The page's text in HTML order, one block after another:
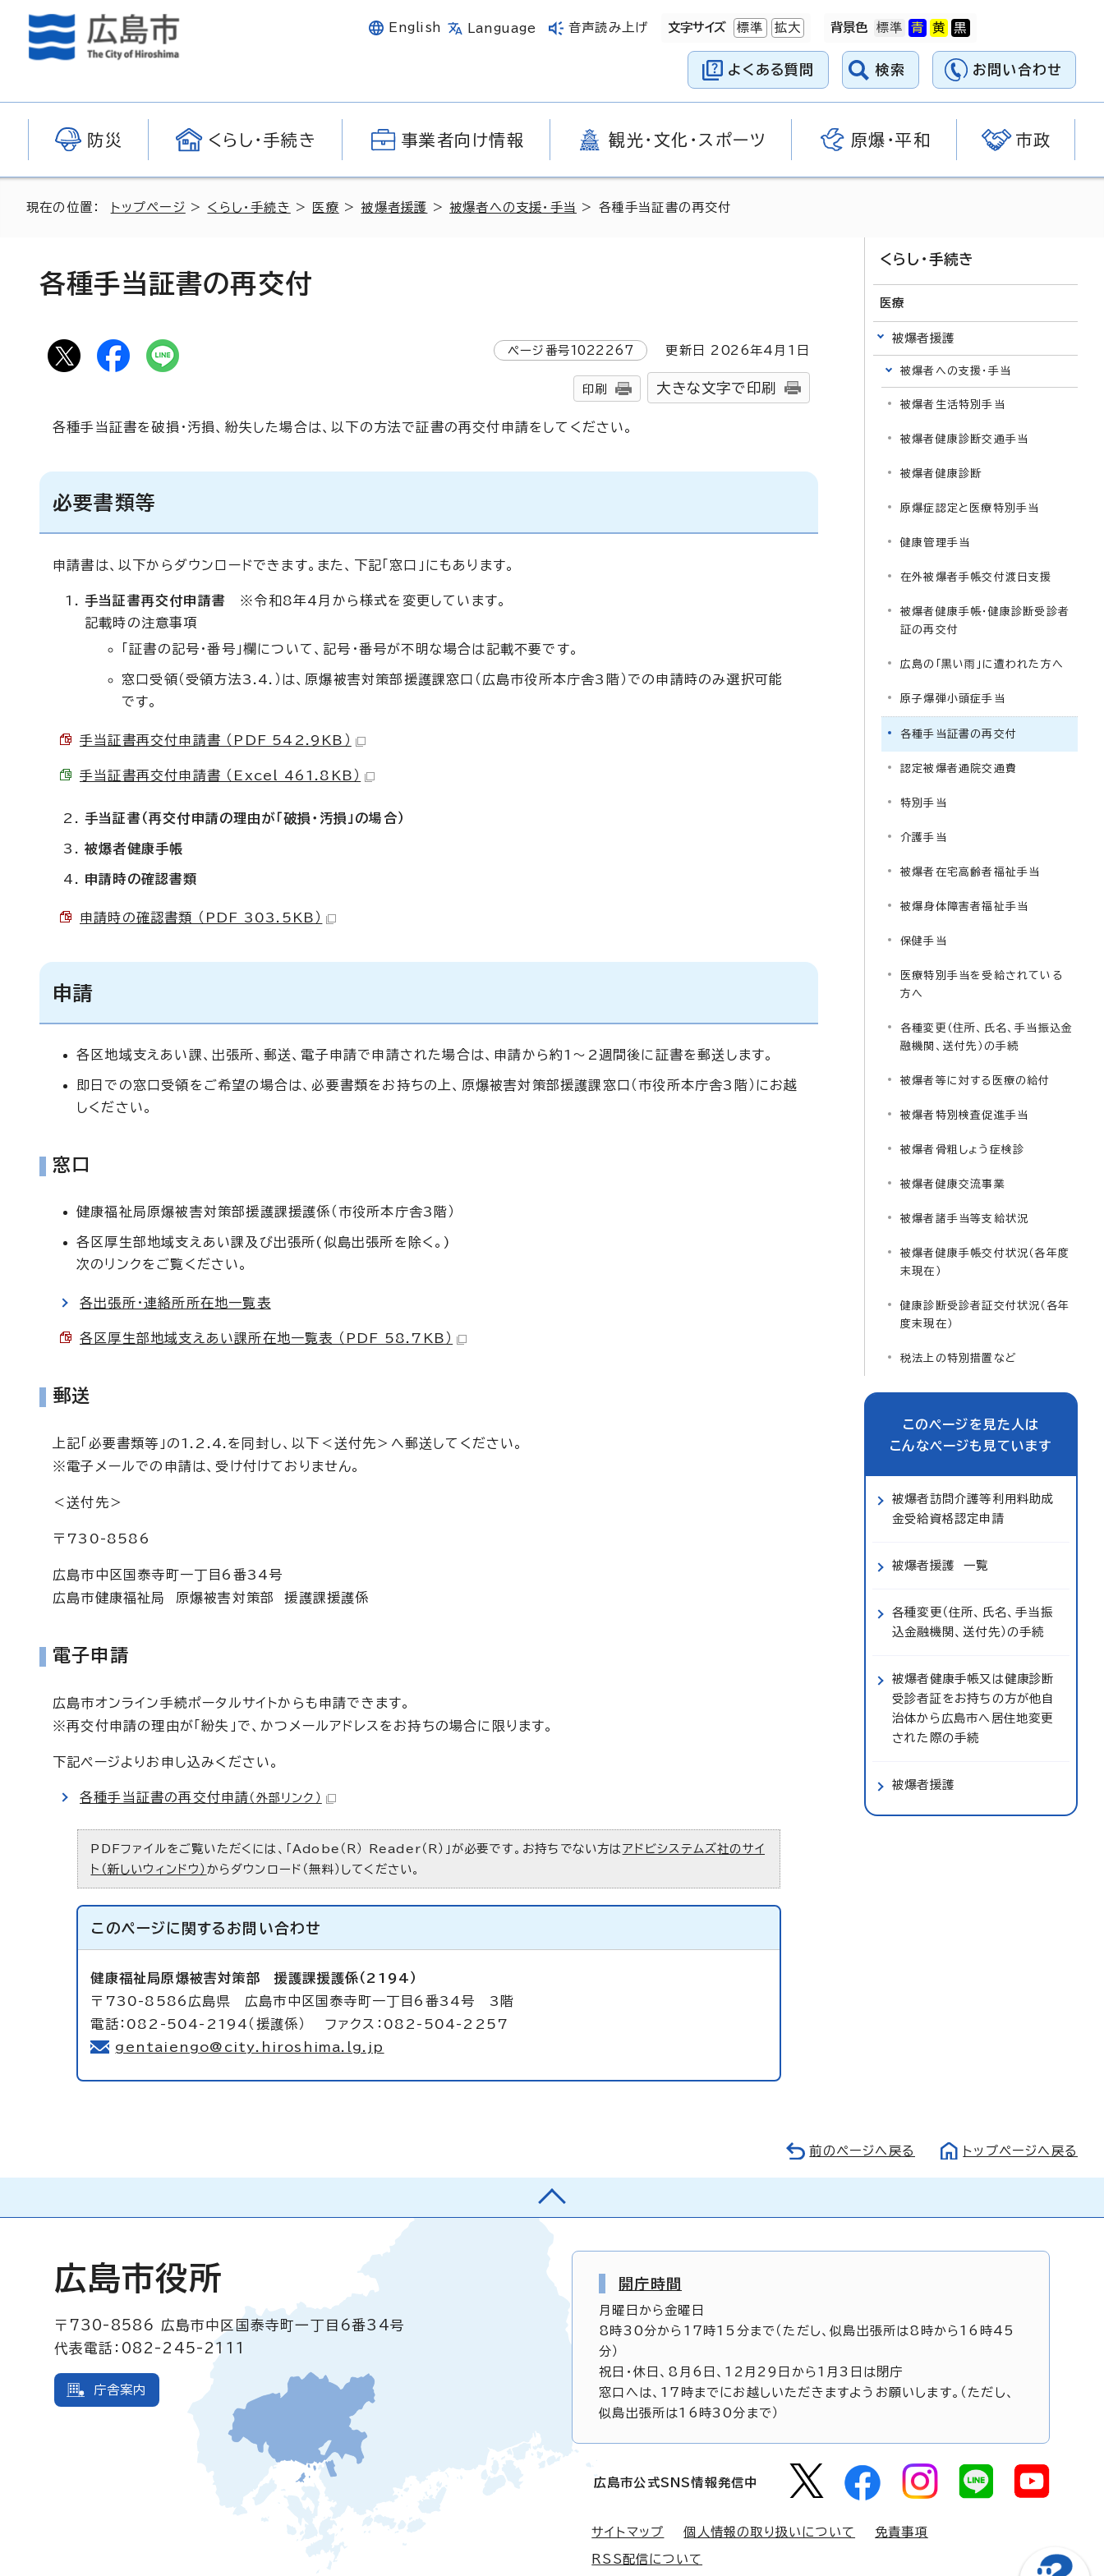
English Language 音声読み上げ 文字サイズ 標準 拡大 背景色
よくある質問 検索 お問い合わせ
防災 くらし・手続き 事業者向け情報 観光・文化・スポーツ 原爆・平和 市政
現在の位置： トップページ > くらし・手続き > 医療 >被爆者援護 >被爆者への支援・手当 > 各種手当証書の再交付
各種手当証書の再交付
ページ番号1022267 更新日 2026年4月1日
印刷 大きな文字で印刷
各種手当証書を破損・汚損、紛失した場合は、以下の方法で証書の再交付申請をしてください。
必要書類等
申請書は、以下からダウンロードできます。また、下記「窓口」にもあります。
手当証書再交付申請書 ※令和8年4月から様式を変更しています。
記載時の注意事項
「証書の記号・番号」欄について、記号・番号が不明な場合は記載不要です。
窓口受領（受領方法3.4.）は、原爆被害対策部援護課窓口（広島市役所本庁舎3階）での申請時のみ選択可能
です。
手当証書再交付申請書 （PDF 542.9KB）
手当証書再交付申請書 （Excel 461.8KB）
手当証書（再交付申請の理由が「破損・汚損」の場合）
被爆者健康手帳
申請時の確認書類
申請時の確認書類 （PDF 303.5KB）
申請
各区地域支えあい課、出張所、郵送、電子申請で申請された場合は、申請から約1～2週間後に証書を郵送します。
即日での窓口受領をご希望の場合は、必要書類をお持ちの上、原爆被害対策部援護課窓口（市役所本庁舎3階）にお越
しください。
窓口
健康福祉局原爆被害対策部援護課援護係（市役所本庁舎3階）
各区厚生部地域支えあい課及び出張所(似島出張所を除く。)
次のリンクをご覧ください。
各出張所・連絡所所在地一覧表
各区厚生部地域支えあい課所在地一覧表 （PDF 58.7KB）
郵送
上記「必要書類等」の1.2.4.を同封し、以下＜送付先＞へ郵送してください。
※電子メールでの申請は、受け付けておりません。
＜送付先＞
〒730-8586
広島市中区国泰寺町一丁目6番34号
広島市健康福祉局 原爆被害対策部 援護課援護係
電子申請
広島市オンライン手続ポータルサイトからも申請できます。
※再交付申請の理由が「紛失」で、かつメールアドレスをお持ちの場合に限ります。
下記ページよりお申し込みください。
各種手当証書の再交付申請 （外部リンク）
PDFファイルをご覧いただくには、「Adobe（R） Reader（R）」が必要です。お持ちでない方は アドビシステムズ社のサイ
ト（新しいウィンドウ） からダウンロード（無料）してください。
このページに関する お問い合わせ
健康福祉局原爆被害対策部援護課援護係（2194）
〒730-8586広島県 広島市中区国泰寺町一丁目6番34号 3階
電話：082-504-2194（援護係） ファクス：082-504-2257
gentaiengo@city.hiroshima.lg.jp
くらし・手続き
医療
被爆者援護
被爆者への支援・手当
被爆者生活特別手当
被爆者健康診断交通手当
被爆者健康診断
原爆症認定と医療特別手当
健康管理手当
在外被爆者手帳交付渡日支援
被爆者健康手帳・健康診断受診者
証の再交付
広島の「黒い雨」に遭われた方へ
原子爆弾小頭症手当
各種手当証書の再交付
認定被爆者通院交通費
特別手当
介護手当
被爆者在宅高齢者福祉手当
被爆身体障害者福祉手当
保健手当
医療特別手当を受給されている
方へ
各種変更（住所、氏名、手当振込金
融機関、送付先）の手続
被爆者等に対する医療の給付
被爆者特別検査促進手当
被爆者骨粗しょう症検診
被爆者健康交流事業
被爆者諸手当等支給状況
被爆者健康手帳交付状況（各年度
末現在）
健康診断受診者証交付状況（各年
度末現在）
税法上の特別措置など
このページを見た人は
こんなページも見ています
被爆者訪問介護等利用料助成
金受給資格認定申請
被爆者援護 一覧
各種変更（住所、氏名、手当振
込金融機関、送付先）の手続
被爆者健康手帳又は健康診断
受診者証をお持ちの方が他自
治体から広島市へ居住地変更
された際の手続
被爆者援護
前のページへ戻る トップページへ戻る
広島市役所
〒730-8586
広島市中区国泰寺町一丁目6番34号
代表電話：082-245-2111
庁舎案内
開庁時間
月曜日から金曜日
8時30分から17時15分まで（ただし、似島出張所は8時から16時45
分）
祝日・休日、8月6日、12月29日から1月3日は閉庁
窓口へは、17時までにお越しいただきますようお願いします。（ただし、
似島出張所は16時30分まで）
広島市公式SNS情報発信中
サイトマップ 個人情報の取り扱いについて 免責事項
RSS配信について